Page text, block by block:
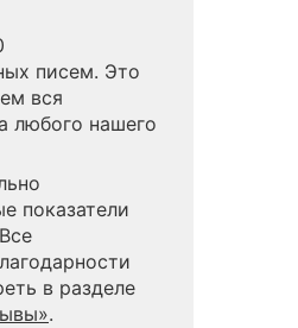
писем. Это
вся
любого нашего
показатели
в разделе
.